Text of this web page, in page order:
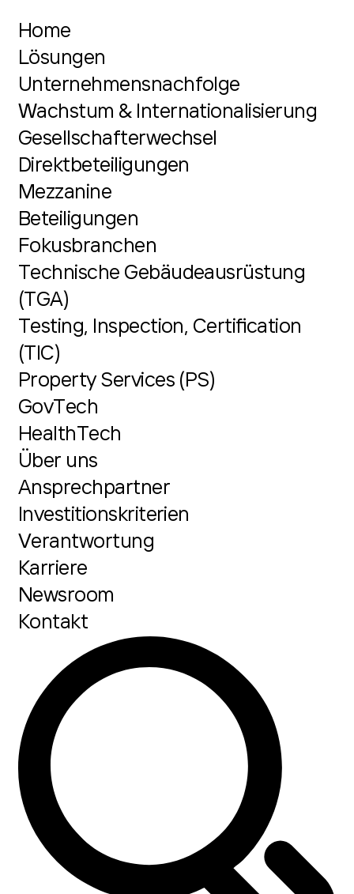
Home
Lösungen
Unternehmensnachfolge
Wachstum & Internationalisierung
Gesellschafterwechsel
Direktbeteiligungen
Mezzanine
Beteiligungen
Fokusbranchen
Technische Gebäudeausrüstung
(TGA)
Testing, Inspection, Certification
(TIC)
Property Services (PS)
GovTech
HealthTech
Über uns
Ansprechpartner
Investitionskriterien
Verantwortung
Karriere
Newsroom
Kontakt